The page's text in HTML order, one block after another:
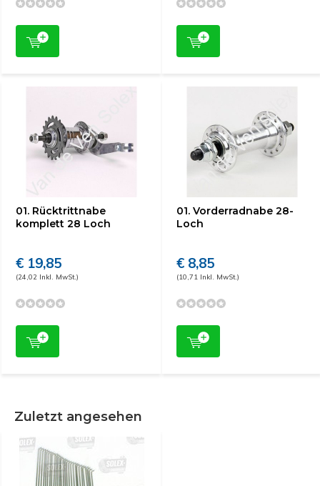
01. Rücktrittnabe
komplett 28 Loch
€ 19,85
(24,02 Inkl. MwSt.)
01. Vorderradnabe 28-
Loch
€ 8,85
(10,71 Inkl. MwSt.)
Zuletzt angesehen